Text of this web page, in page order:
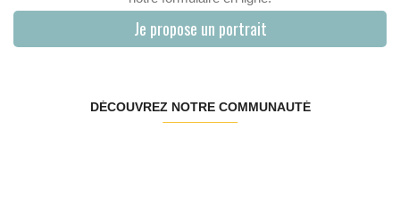
Je propose un portrait
DÉCOUVREZ NOTRE COMMUNAUTÉ